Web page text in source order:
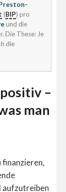
(BIP) pro
und die
Die These: Je
die
–
man
finanzieren,
aufzutreiben